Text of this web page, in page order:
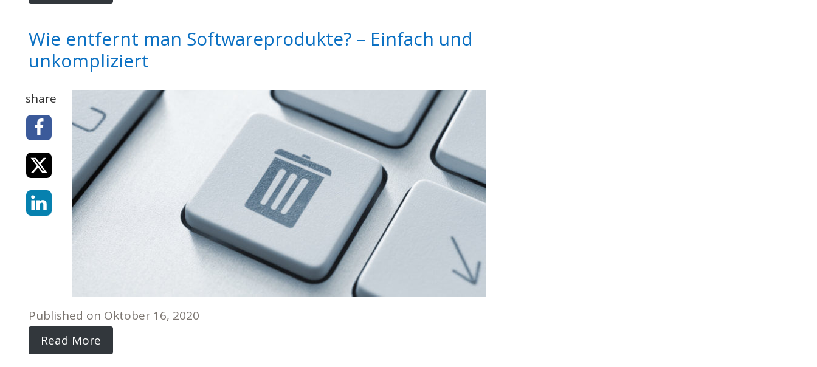
Wie entfernt man Softwareprodukte? – Einfach und
unkompliziert
share
Published on Oktober 16, 2020
Read More